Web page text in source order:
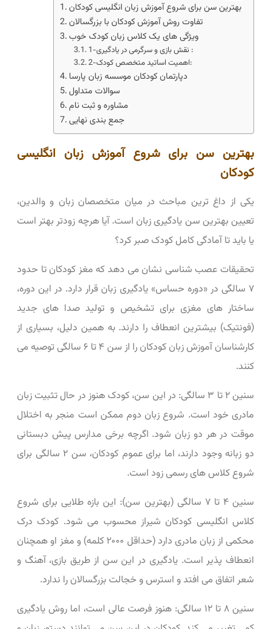
بهترین سن برای شروع آموزش زبان انگلیسی کودکان
تفاوت روش آموزش کودکان با بزرگسالان
ویژگی ‌های یک کلاس زبان کودک خوب
1-نقش بازی و سرگرمی در یادگیری :
2-اهمیت اساتید متخصص کودک:
دپارتمان کودکان موسسه زبان پارسا
سوالات متداول
مشاوره و ثبت ‌نام
جمع ‌بندی نهایی
بهترین سن برای شروع آموزش زبان انگلیسی
کودکان
یکی از داغ ‌ترین مباحث در میان متخصصان زبان و والدین،
تعیین بهترین سن یادگیری زبان است. آیا هرچه زودتر بهتر است
یا باید تا آمادگی کامل کودک صبر کرد؟
تحقیقات عصب ‌شناسی نشان می ‌دهد که مغز کودکان تا حدود
۷ سالگی در «دوره حساس» یادگیری زبان قرار دارد. در این دوره،
ساختار های مغزی برای تشخیص و تولید صدا های جدید
(فونتیک) بیشترین انعطاف را دارند. به همین دلیل، بسیاری از
کارشناسان آموزش زبان کودکان را از سن ۴ تا ۶ سالگی توصیه می
‌کنند.
سنین ۲ تا ۳ سالگی: در این سن، کودک هنوز در حال تثبیت زبان
مادری خود است. شروع زبان دوم ممکن است منجر به اختلال
موقت در هر دو زبان شود. اگرچه برخی مدارس پیش ‌دبستانی
دو زبانه وجود دارند، اما برای عموم کودکان، سن ۲ سالگی برای
شروع کلاس ‌های رسمی زود است.
سنین ۴ تا ۷ سالگی (بهترین سن): این بازه طلایی برای شروع
کلاس انگلیسی کودکان شیراز محسوب می‌ شود. کودک درک
محکمی از زبان مادری دارد (حداقل ۲۰۰۰ کلمه) و مغز او همچنان
انعطاف ‌پذیر است. یادگیری در این سن از طریق بازی، آهنگ و
شعر اتفاق می‌ افتد و استرس و خجالت بزرگسالان را ندارد.
سنین ۸ تا ۱۲ سالگی: هنوز فرصت عالی است، اما روش یادگیری